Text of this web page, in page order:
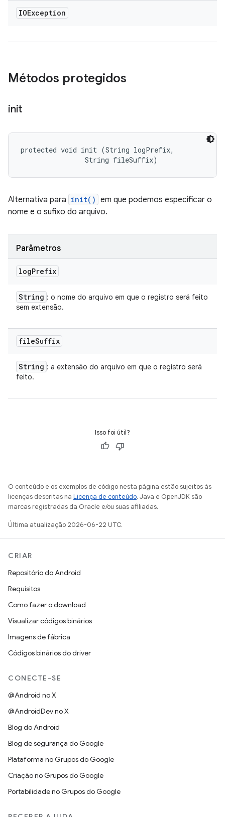
IOException
Métodos protegidos
init
protected void init (String logPrefix,
                String fileSuffix)
Alternativa para init() em que podemos especificar o
nome e o sufixo do arquivo.
Parâmetros
logPrefix
String : o nome do arquivo em que o registro será feito
sem extensão.
fileSuffix
String : a extensão do arquivo em que o registro será
feito.
Isso foi útil?
O conteúdo e os exemplos de código nesta página estão sujeitos às
licenças descritas na Licença de conteúdo. Java e OpenJDK são
marcas registradas da Oracle e/ou suas afiliadas.
Última atualização 2026-06-22 UTC.
CRIAR
Repositório do Android
Requisitos
Como fazer o download
Visualizar códigos binários
Imagens de fábrica
Códigos binários do driver
CONECTE-SE
@Android no X
@AndroidDev no X
Blog do Android
Blog de segurança do Google
Plataforma no Grupos do Google
Criação no Grupos do Google
Portabilidade no Grupos do Google